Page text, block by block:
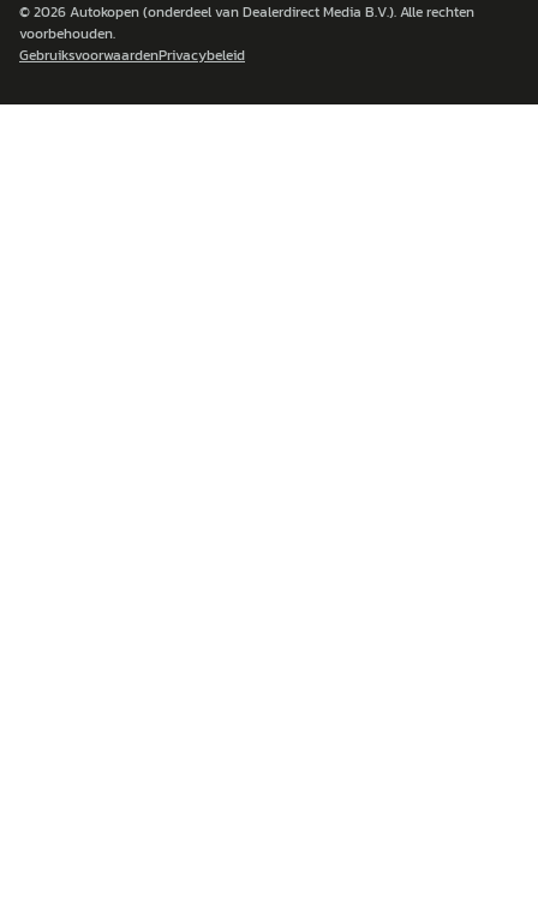
© 2026Autokopen(onderdeel van Dealerdirect Media B.V.). Alle rechten
voorbehouden.
GebruiksvoorwaardenPrivacybeleid